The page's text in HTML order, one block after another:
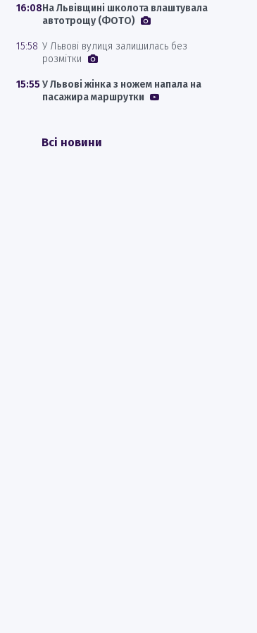
16:08На Львівщині школота влаштувала
автотрощу (ФОТО)
15:58 У Львові вулиця залишилась без
розмітки
15:55 У Львові жінка з ножем напала на
пасажира маршрутки
Всі новини